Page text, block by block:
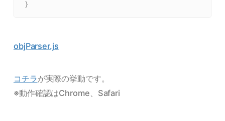
}
objParser.js
コチラが実際の挙動です。
※動作確認はChrome、Safari